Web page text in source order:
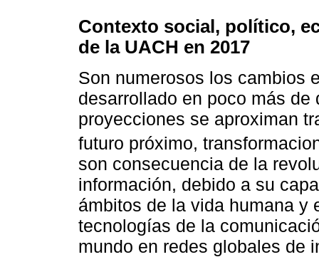
Contexto social, político,
de la UACH en 2017
Son numerosos los cambios
desarrollado en poco más
proyecciones se aproximan
futuro próximo,
son consecuencia de la
información, debido a su
ámbitos de la vida humana y
tecnologías de la
mundo en redes globales de